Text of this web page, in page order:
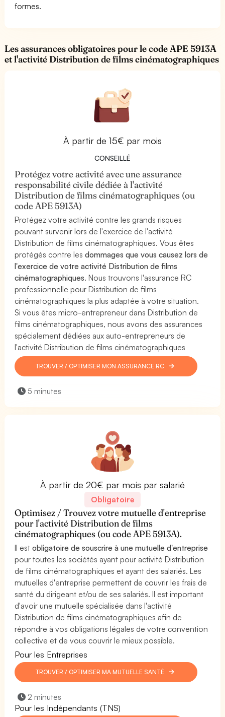
formes.
Les assurances obligatoires pour le code APE 5913A
et l'activité Distribution de films cinématographiques
À partir de 15€ par mois
CONSEILLÉ
Protégez votre activité avec une assurance
responsabilité civile dédiée à l'activité
Distribution de films cinématographiques (ou
code APE 5913A)
Protégez votre activité contre les grands risques
pouvant survenir lors de l'exercice de l'activité
Distribution de films cinématographiques. Vous êtes
protégés contre lesdommages que vous causez lors de
l'exercice de votre activité Distribution de films
cinématographiques. Nous trouvons l'assurance RC
professionnelle pour Distribution de films
cinématographiques la plus adaptée à votre situation.
Si vous êtes micro-entrepreneur dans Distribution de
films cinématographiques, nous avons des assurances
spécialement dédiées aux auto-entrepreneurs de
l'activité Distribution de films cinématographiques
TROUVER / OPTIMISER MON ASSURANCE RC
5 minutes
À partir de 20€ par mois par salarié
Obligatoire
Optimisez / Trouvez votre mutuelle d'entreprise
pour l'activité Distribution de films
cinématographiques (ou code APE 5913A).
Il estobligatoire de souscrire à une mutuelle d'entreprise
pour toutes les sociétés ayant pour activité Distribution
de films cinématographiques et ayant des salariés. Les
mutuelles d'entreprise permettent de couvrir les frais de
santé du dirigeant et/ou de ses salariés. Il est important
d'avoir une mutuelle spécialisée dans l'activité
Distribution de films cinématographiques afin de
répondre à vos obligations légales de votre convention
collective et de vous couvrir le mieux possible.
Pour les Entreprises
TROUVER / OPTIMISER MA MUTUELLE SANTÉ
2 minutes
Pour les Indépendants (TNS)